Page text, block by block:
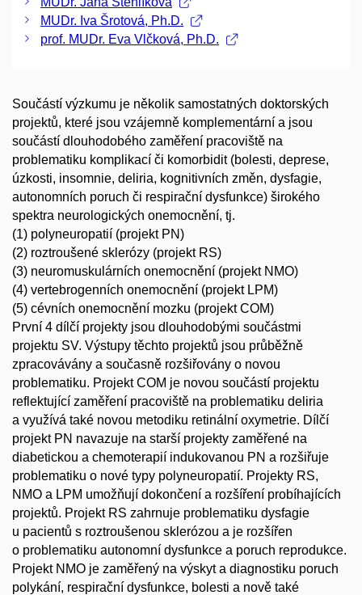
MUDr. Iva Šrotová, Ph.D.
prof. MUDr. Eva Vlčková, Ph.D.
Součástí výzkumu je několik samostatných doktorských
projektů, které jsou vzájemně komplementární a jsou
součástí dlouhodobého zaměření pracoviště na
problematiku komplikací či komorbidit (bolesti, deprese,
úzkosti, insomnie, deliria, kognitivních změn, dysfagie,
autonomních poruch či respirační dysfunkce) širokého
spektra neurologických onemocnění, tj.
(1) polyneuropatií (projekt PN)
(2) roztroušené sklerózy (projekt RS)
(3) neuromuskulárních onemocnění (projekt NMO)
(4) vertebrogenních onemocnění (projekt LPM)
(5) cévních onemocnění mozku (projekt COM)
První 4 dílčí projekty jsou dlouhodobými součástmi
projektu SV. Výstupy těchto projektů jsou průběžně
zpracovávány a současně rozšiřovány o novou
problematiku. Projekt COM je novou součástí projektu
reflektující zaměření pracoviště na problematiku deliria
a využívá také novou metodiku retinální oxymetrie. Dílčí
projekt PN navazuje na starší projekty zaměřené na
diabetickou a chemoterapií indukovanou PN a rozšiřuje
problematiku o nové typy polyneuropatií. Projekty RS,
NMO a LPM umožňují dokončení a rozšíření probíhajících
projektů. Projekt RS zahrnuje problematiku dysfagie
u pacientů s roztroušenou sklerózou a je rozšířen
o problematiku autonomní dysfunkce a poruch reprodukce.
Projekt NMO je zaměřený na výskyt a diagnostiku poruch
polykání, respirační dysfunkce, bolesti a nově také